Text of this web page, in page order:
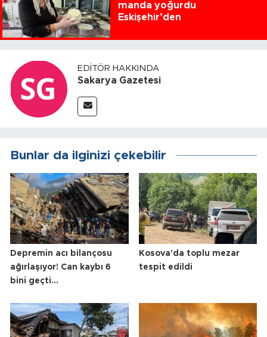
manda yoğurdu
Eskişehir’den
EDITÖR HAKKINDA
Sakarya Gazetesi
Bunlar da ilginizi çekebilir
Depremin acı bilançosu
ağırlaşıyor! Can kaybı 6
bini geçti...
Kosova'da toplu mezar
tespit edildi